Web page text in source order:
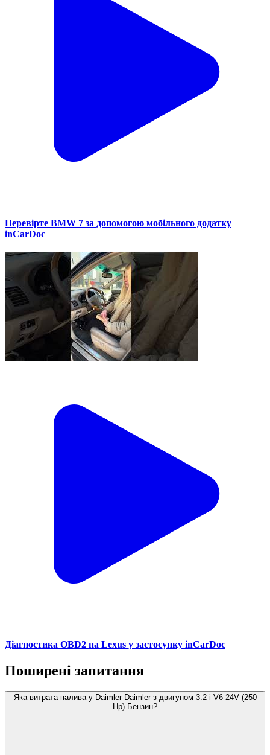
Перевірте BMW 7 за допомогою мобільного додатку
inCarDoc
Діагностика OBD2 на Lexus у застосунку inCarDoc
Поширені запитання
Яка витрата палива у Daimler Daimler з двигуном 3.2 i V6 24V (250
Hp) Бензин?